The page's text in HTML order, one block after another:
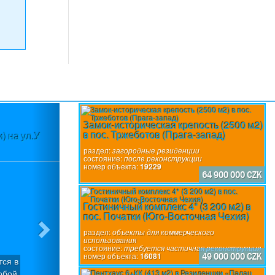
на ул.У
в
Участок (3580 м2) в пос.Вшеноры
Участок с уклоном (3580 м2), который
Замок-историческая крепость (2500 м2)
в пос. Тржеботов (Прага-запад)
раздел:загородные резиденции
состояние:после реконструкции
номер объекта:19229
64 900 000 CZK
Гостиничный комплекс 4* (3 200 м2) в
пос. Початки (Юго-Восточная Чехия)
раздел:объекты для коммерческого
использования
состояние:требуется частичная реконструкция
номер объекта:16081 49 000 000 CZK